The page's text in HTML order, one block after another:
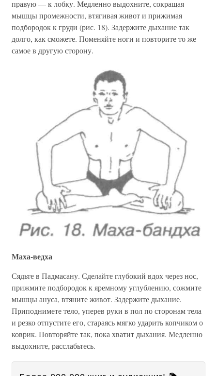
правую — к лобку. Медленно выдохните, сокращая
мышцы промежности, втягивая живот и прижимая
подбородок к груди (рис. 18). Задержите дыхание так
долго, как сможете. Поменяйте ноги и повторите то же
самое в другую сторону.
Маха-ведха
Сядьте в Падмасану. Сделайте глубокий вдох через нос,
прижмите подбородок к яремному углублению, сожмите
мышцы ануса, втяните живот. Задержите дыхание.
Приподнимете тело, уперев руки в пол по сторонам тела
и резко отпустите его, стараясь мягко ударить копчиком о
коврик. Повторяйте так, пока хватит дыхания. Медленно
выдохните, расслабьтесь.